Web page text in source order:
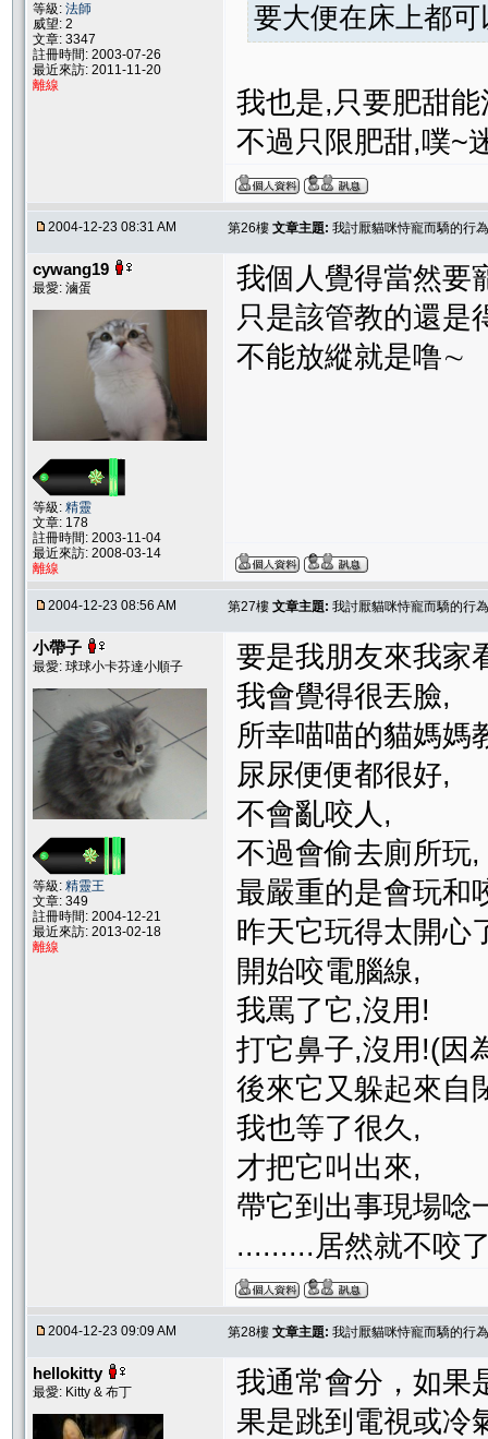
等級: 法師
威望: 2
文章: 3347
註冊時間: 2003-07-26
最近來訪: 2011-11-20
離線
要大便在床上都可
我也是,只要肥甜
不過只限肥甜,噗~
2004-12-23 08:31 AM 第26樓 文章主題: 我討厭貓咪恃寵而驕的行
cywang19
最愛: 滷蛋
等級: 精靈
文章: 178
註冊時間: 2003-11-04
最近來訪: 2008-03-14
離線
我個人覺得當然要
只是該管教的還是
不能放縱就是噜∼
2004-12-23 08:56 AM 第27樓 文章主題: 我討厭貓咪恃寵而驕的行
小帶子
最愛: 球球小卡芬達小順子
等級: 精靈王
文章: 349
註冊時間: 2004-12-21
最近來訪: 2013-02-18
離線
要是我朋友來我家
我會覺得很丟臉,
所幸喵喵的貓媽媽
尿尿便便都很好,
不會亂咬人,
不過會偷去廁所玩,
最嚴重的是會玩和
昨天它玩得太開心
開始咬電腦線,
我罵了它,沒用!
打它鼻子,沒用!(因
後來它又躲起來自
我也等了很久,
才把它叫出來,
帶它到出事現場唸
.........居然就不咬
2004-12-23 09:09 AM 第28樓 文章主題: 我討厭貓咪恃寵而驕的行
hellokitty
最愛: Kitty & 布丁
我通常會分，如果
果是跳到電視或冷